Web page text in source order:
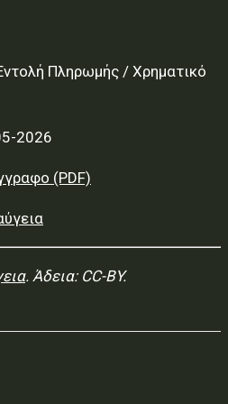
Πληρωμής / Χρηματικό
2026
(PDF)
. Άδεια: CC-BY.